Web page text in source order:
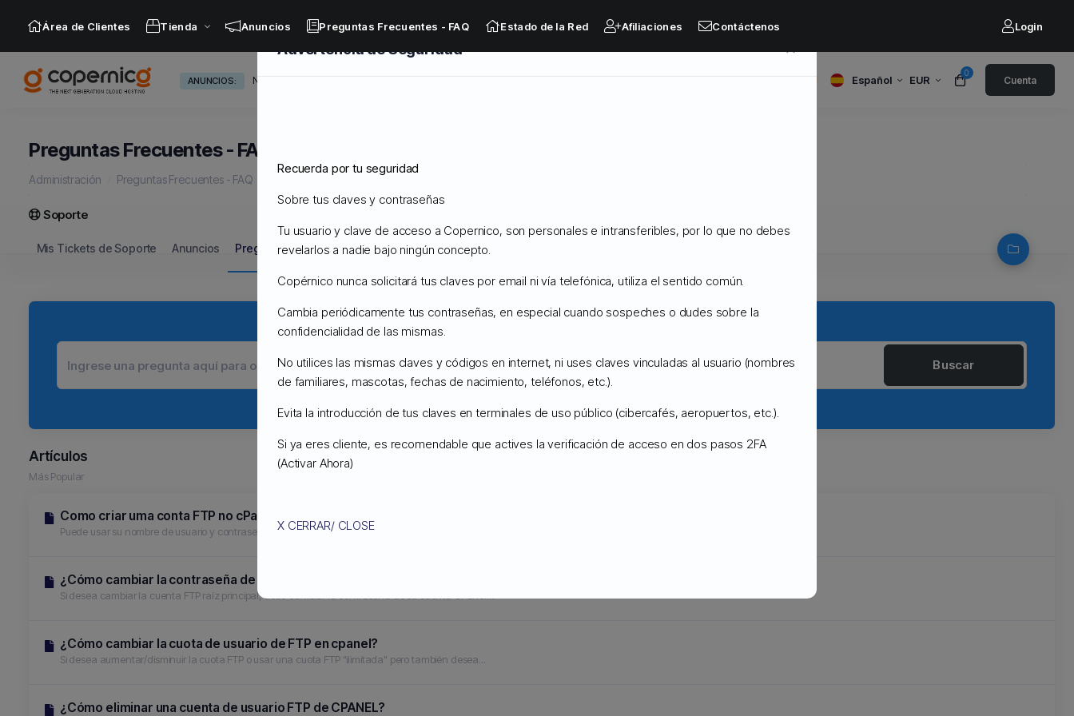
ANUNCIOS: Nuevos Servidores Administrados Español EUR
0
Cuenta
Área de Clientes Tienda Anuncios Preguntas Frecuentes - FAQ Estado de la Red Afiliaciones Contáctenos Login
Preguntas Frecuentes - FAQ
Administración Preguntas Frecuentes - FAQ
Soporte
Mis Tickets de Soporte Anuncios Preguntas Frecuentes - FAQ Descargas Estado de la Red
Buscar
Artículos
Más Popular
Como criar uma conta FTP no cPanel?
Puede usar su nombre de usuario y contraseña de Cpanel para acceder a todas las carpetas y...
¿Cómo cambiar la contraseña de la cuenta FTP en CPANEL?
Si desea cambiar la cuenta FTP raíz principal, debe cambiar la contraseña de su cuenta CPanel....
¿Cómo cambiar la cuota de usuario de FTP en cpanel?
Si desea aumentar/disminuir la cuota FTP o usar una cuota FTP "ilimitada" pero también desea...
¿Cómo eliminar una cuenta de usuario FTP de CPANEL?
Advertencia de Seguridad ×
Recuerda por tu seguridad
Sobre tus claves y contraseñas
Tu usuario y clave de acceso a Copernico, son personales e intransferibles, por lo que no debes
revelarlos a nadie bajo ningún concepto.
Copérnico nunca solicitará tus claves por email ni vía telefónica, utiliza el sentido común.
Cambia periódicamente tus contraseñas, en especial cuando sospeches o dudes sobre la
confidencialidad de las mismas.
No utilices las mismas claves y códigos en internet, ni uses claves vinculadas al usuario (nombres
de familiares, mascotas, fechas de nacimiento, teléfonos, etc.).
Evita la introducción de tus claves en terminales de uso público (cibercafés, aeropuertos, etc.).
Si ya eres cliente, es recomendable que actives la verificación de acceso en dos pasos 2FA
(Activar Ahora)
X CERRAR/ CLOSE